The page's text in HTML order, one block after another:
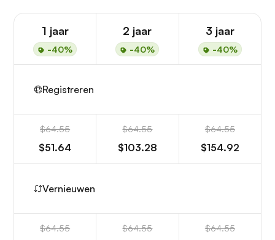
1 jaar
-40%
2 jaar
-40%
3 jaar
-40%
Registreren
$64.55
$51.64
$64.55
$103.28
$64.55
$154.92
Vernieuwen
$64.55 $64.55 $64.55